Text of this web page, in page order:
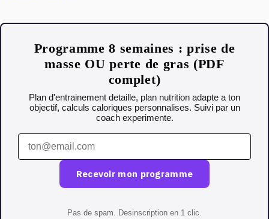
Programme 8 semaines : prise de
masse OU perte de gras (PDF
complet)
Plan d'entrainement detaille, plan nutrition adapte a ton
objectif, calculs caloriques personnalises. Suivi par un
coach experimente.
Recevoir mon programme
Pas de spam. Desinscription en 1 clic.